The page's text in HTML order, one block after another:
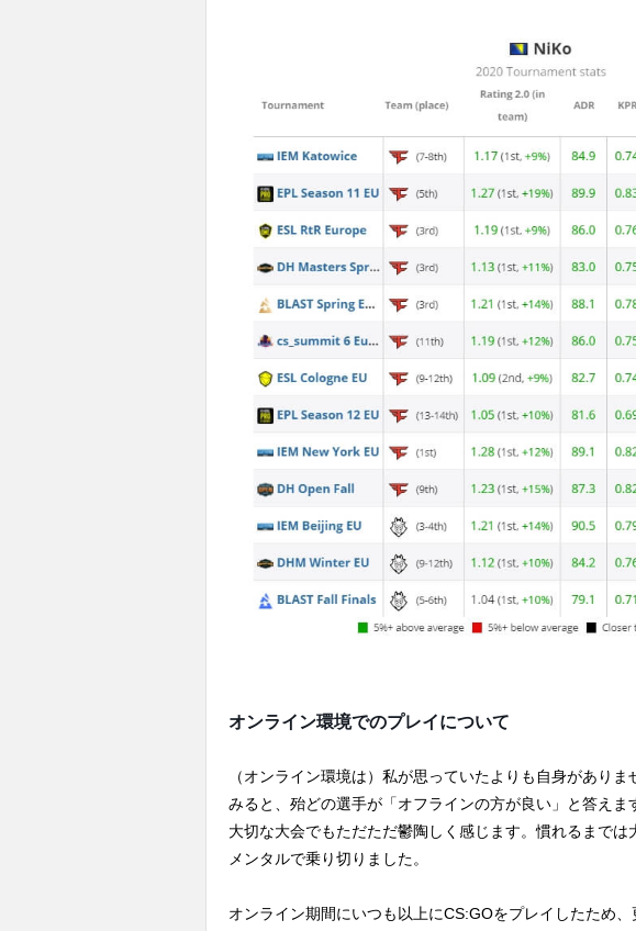
オンライン環境でのプレイについて
（オンライン環境は）私が思っていたよりも自身があり
みると、殆どの選手が「オフラインの方が良い」と答えま
大切な大会でもただただ鬱陶しく感じます。慣れるまでは
メンタルで乗り切りました。
オンライン期間にいつも以上にCS:GOをプレイしたため